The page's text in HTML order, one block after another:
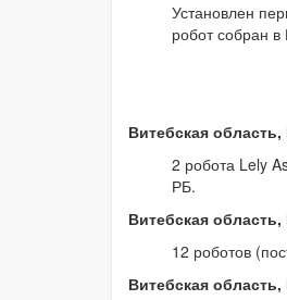
Установлен
робот собран
Витебская
2 робота Lely
РБ.
Витебская
12 роботов
Витебская